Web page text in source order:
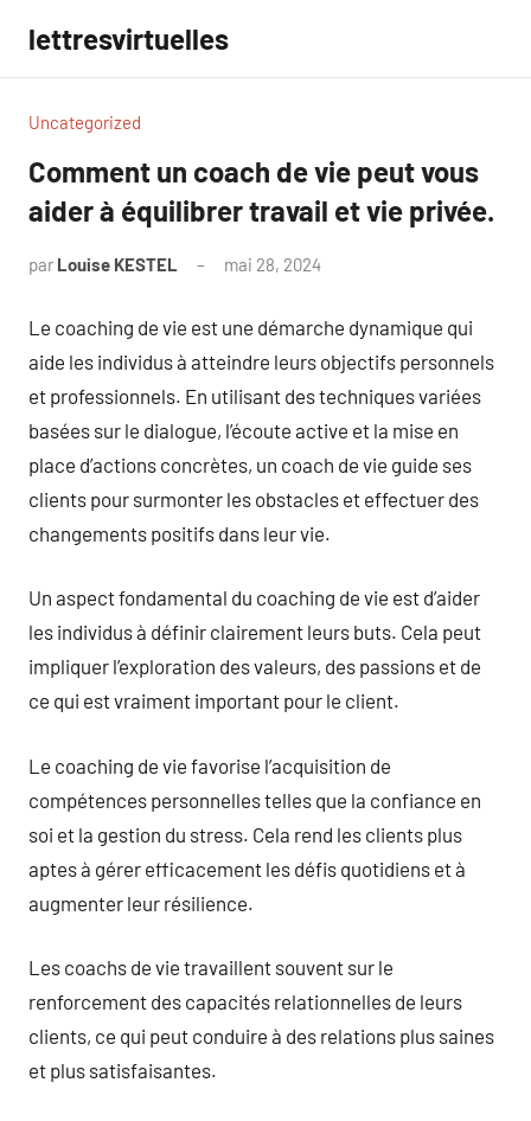
contenu
lettresvirtuelles
Uncategorized
Comment un coach de vie peut vous
aider à équilibrer travail et vie privée.
par Louise KESTEL mai 28, 2024
Le coaching de vie est une démarche dynamique qui
aide les individus à atteindre leurs objectifs personnels
et professionnels. En utilisant des techniques variées
basées sur le dialogue, l’écoute active et la mise en
place d’actions concrètes, un coach de vie guide ses
clients pour surmonter les obstacles et effectuer des
changements positifs dans leur vie.
Un aspect fondamental du coaching de vie est d’aider
les individus à définir clairement leurs buts. Cela peut
impliquer l’exploration des valeurs, des passions et de
ce qui est vraiment important pour le client.
Le coaching de vie favorise l’acquisition de
compétences personnelles telles que la confiance en
soi et la gestion du stress. Cela rend les clients plus
aptes à gérer efficacement les défis quotidiens et à
augmenter leur résilience.
Les coachs de vie travaillent souvent sur le
renforcement des capacités relationnelles de leurs
clients, ce qui peut conduire à des relations plus saines
et plus satisfaisantes.